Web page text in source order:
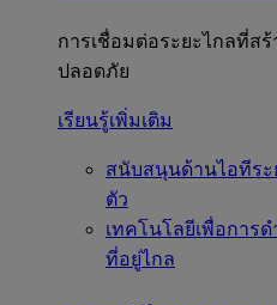
การเชื่อมต่อระยะไกลที่ส
ปลอดภัย
เรียนรู้เพิ่มเติม
สนับสนุนด้านไอทีระ
ตัว
เทคโนโลยีเพื่อการด
ที่อยู่ไกล